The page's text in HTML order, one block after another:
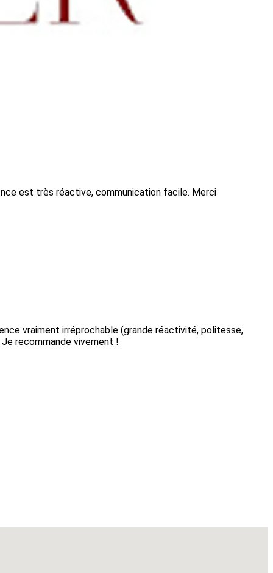
est très réactive, communication facile. Merci
vraiment irréprochable (grande réactivité, politesse,
recommande vivement !